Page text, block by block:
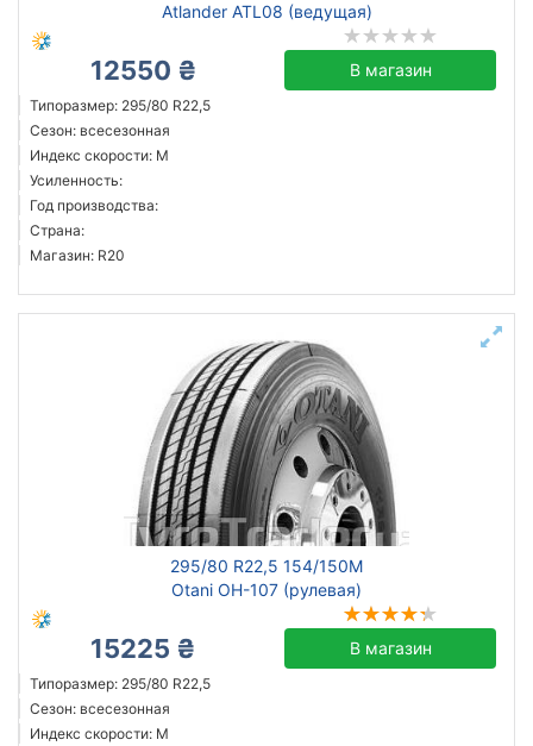
Atlander ATL08 (ведущая)
12550 ₴ В магазин
Типоразмер: 295/80 R22,5
Сезон: всесезонная
Индекс скорости: M
Усиленность:
Год производства:
Страна:
Магазин: R20
295/80 R22,5 154/150M
Otani OH-107 (рулевая)
15225 ₴ В магазин
Типоразмер: 295/80 R22,5
Сезон: всесезонная
Индекс скорости: M